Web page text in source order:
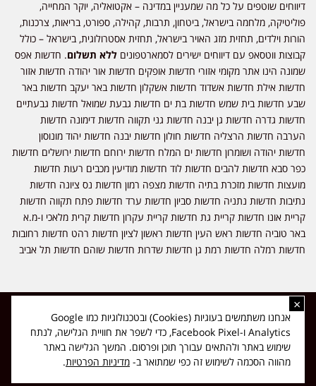
דיווחים שוטפים על כל מה שמעניין במדינה – אקטואליה, יוקר המחייה,
פוליטיקה, מלחמה בישראל, ביטחון, תרבות, קהילה, ספורט, בריאות, צרכנות,
הורות וילדים, תחזית מזג האויר בישראל, תחזית אסטרולוגית, בישראל – כולל
קבוצות ווטסאפ עם דיווחים ישירים לסמארטפונים ללא תשלום. חדשות אפס
שמונה הינו אתר מקומי אזורי חדשות אופקים חדשות אור יהודה חדשות אזור
חדשות אילת חדשות אשדוד חדשות אשקלון חדשות באר יעקב חדשות באר
שבע חדשות בית שמש חדשות בת ים חדשות גבעת שמואל חדשות גבעתיים
חדשות גדרה חדשות גן יבנה חדשות גני תקווה חדשות דימונה חדשות
הערבה חדשות הרצליה חדשות חולון חדשות יבנה חדשות יהוד מונוסון
חדשות יהודה ושומרון חדשות ים המלח חדשות ירוחם חדשות ירושלים חדשות
כפר סבא חדשות להבים חדשות לוד חדשות מודיעין מכבים רעות חדשות
מועצות חדשות מזכרת בתיה חדשות מצפה רמון חדשות נס ציונה חדשות
נתיבות חדשות נתניה חדשות סביון חדשות ערד חדשות פתח תקווה חדשות
קריית אונו חדשות קריית גת חדשות קריית עקרון חדשות קרית מלאכי ו-מ.א
באר טוביה חדשות ראש העין חדשות ראשון לציון חדשות רהט חדשות רחובות
חדשות רמלה חדשות רמת גן חדשות שדרות חדשות שוהם חדשות תל אביב
כל הזכויות שמורות ל-ליזה ללוצאשווילי - חדשות אפס שמונה - דיווחים בזמן
אמת, נוסד בשנת 2019 | טל' לפרסומים 054-9759222 מייל מערכת
news08.net@gmail.com
Made with ❤ byDIGITA
×
אנחנו משתמשים בעוגיות (Cookies) ובטכנולוגיות כמו Google
Analytics ו-Facebook Pixel, כדי לשפר את חוויית הגלישה, לנתח
שימוש באתר ולהתאים עבורך תוכן ופרסום. המשך הגלישה באתר
מהווה הסכמה לשימוש זה כפי שמתואר ב- מדיניות הפרטיות.